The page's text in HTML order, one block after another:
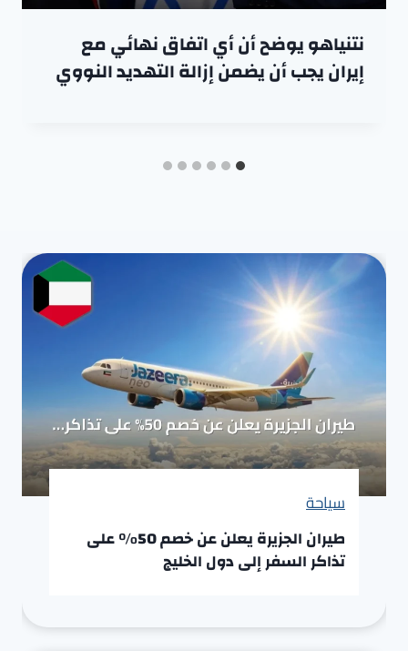
نتنياهو يوضح أن أي اتفاق نهائي مع
إيران يجب أن يضمن إزالة التهديد النووي
سياحة
طيران الجزيرة يعلن عن خصم 50% على
تذاكر السفر إلى دول الخليج